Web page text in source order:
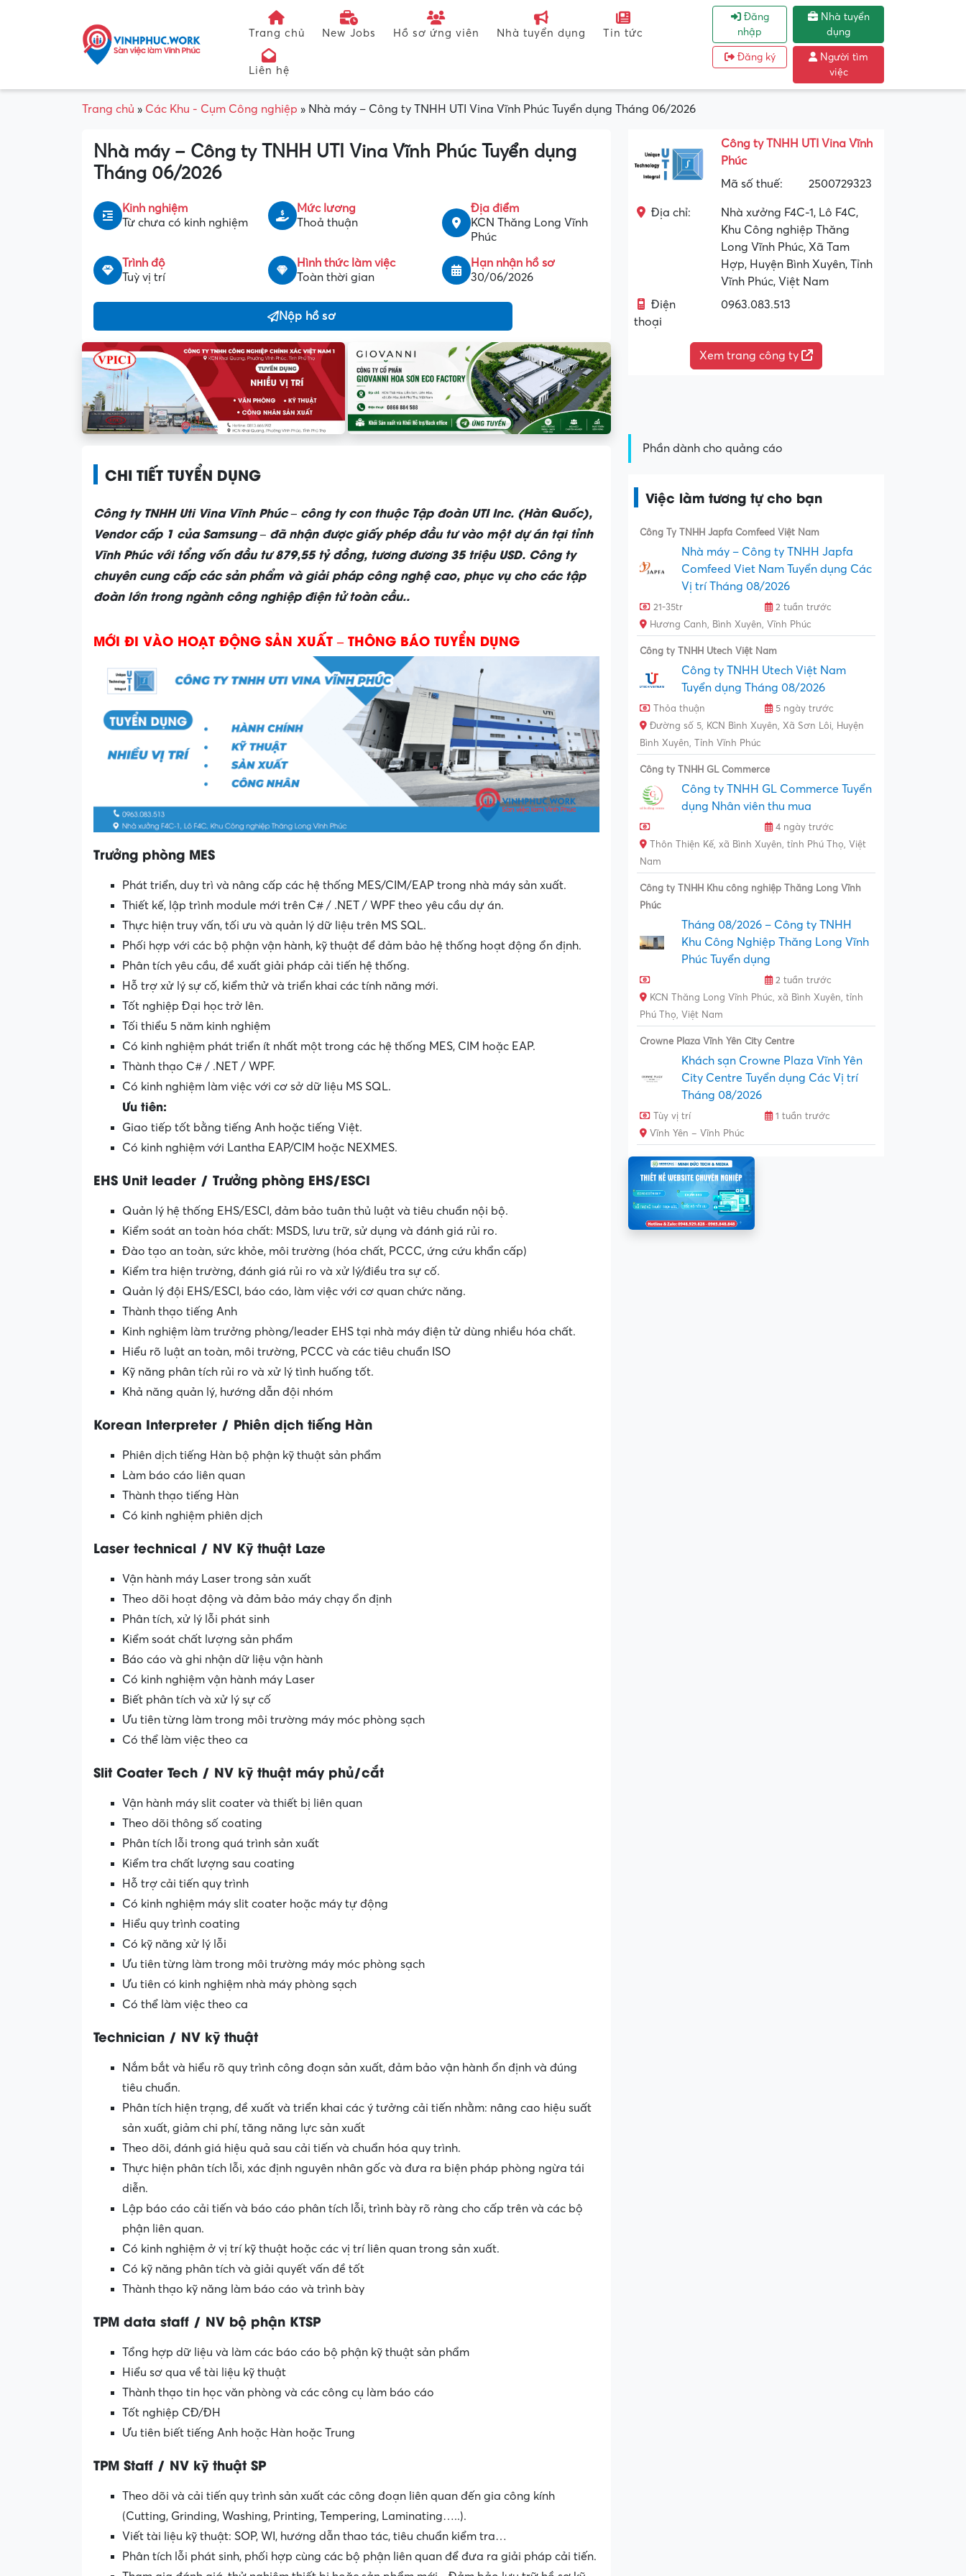
Trang chủ New Jobs Hồ sơ ứng viên Nhà tuyển dụng Tin tức
Liên hệ
Đăng
nhập
Đăng ký
Nhà tuyển
dụng
Người tìm
việc
Trang chủ » Các Khu - Cụm Công nghiệp » Nhà máy – Công ty TNHH UTI Vina Vĩnh Phúc Tuyển dụng Tháng 06/2026
Nhà máy – Công ty TNHH UTI Vina Vĩnh Phúc Tuyển dụng
Tháng 06/2026
Kinh nghiệm
Từ chưa có kinh nghiệm
Mức lương
Thoả thuận
Địa điểm
KCN Thăng Long Vĩnh
Phúc
Trình độ
Tuỳ vị trí
Hình thức làm việc
Toàn thời gian
Hạn nhận hồ sơ
30/06/2026
Nộp hồ sơ
Công ty TNHH UTI Vina Vĩnh
Phúc
Mã số thuế:
2500729323
Địa chỉ:
Nhà xưởng F4C-1, Lô F4C,
Khu Công nghiệp Thăng
Long Vĩnh Phúc, Xã Tam
Hợp, Huyện Bình Xuyên, Tỉnh
Vĩnh Phúc, Việt Nam
Điện
thoại
0963.083.513
Xem trang công ty
CHI TIẾT TUYỂN DỤNG
Công ty TNHH Uti Vina Vĩnh Phúc – công ty con thuộc Tập đoàn UTI Inc. (Hàn Quốc),
Vendor cấp 1 của Samsung – đã nhận được giấy phép đầu tư vào một dự án tại tỉnh
Vĩnh Phúc với tổng vốn đầu tư 879,55 tỷ đồng, tương đương 35 triệu USD. Công ty
chuyên cung cấp các sản phẩm và giải pháp công nghệ cao, phục vụ cho các tập
đoàn lớn trong ngành công nghiệp điện tử toàn cầu..
MỚI ĐI VÀO HOẠT ĐỘNG SẢN XUẤT – THÔNG BÁO TUYỂN DỤNG
Trưởng phòng MES
Phát triển, duy trì và nâng cấp các hệ thống MES/CIM/EAP trong nhà máy sản xuất.
Thiết kế, lập trình module mới trên C# / .NET / WPF theo yêu cầu dự án.
Thực hiện truy vấn, tối ưu và quản lý dữ liệu trên MS SQL.
Phối hợp với các bộ phận vận hành, kỹ thuật để đảm bảo hệ thống hoạt động ổn định.
Phân tích yêu cầu, đề xuất giải pháp cải tiến hệ thống.
Hỗ trợ xử lý sự cố, kiểm thử và triển khai các tính năng mới.
Tốt nghiệp Đại học trở lên.
Tối thiểu 5 năm kinh nghiệm
Có kinh nghiệm phát triển ít nhất một trong các hệ thống MES, CIM hoặc EAP.
Thành thạo C# / .NET / WPF.
Có kinh nghiệm làm việc với cơ sở dữ liệu MS SQL.
Ưu tiên:
Giao tiếp tốt bằng tiếng Anh hoặc tiếng Việt.
Có kinh nghiệm với Lantha EAP/CIM hoặc NEXMES.
EHS Unit leader / Trưởng phòng EHS/ESCI
Quản lý hệ thống EHS/ESCI, đảm bảo tuân thủ luật và tiêu chuẩn nội bộ.
Kiểm soát an toàn hóa chất: MSDS, lưu trữ, sử dụng và đánh giá rủi ro.
Đào tạo an toàn, sức khỏe, môi trường (hóa chất, PCCC, ứng cứu khẩn cấp)
Kiểm tra hiện trường, đánh giá rủi ro và xử lý/điều tra sự cố.
Quản lý đội EHS/ESCI, báo cáo, làm việc với cơ quan chức năng.
Thành thạo tiếng Anh
Kinh nghiệm làm trưởng phòng/leader EHS tại nhà máy điện tử dùng nhiều hóa chất.
Hiểu rõ luật an toàn, môi trường, PCCC và các tiêu chuẩn ISO
Kỹ năng phân tích rủi ro và xử lý tình huống tốt.
Khả năng quản lý, hướng dẫn đội nhóm
Korean Interpreter / Phiên dịch tiếng Hàn
Phiên dịch tiếng Hàn bộ phận kỹ thuật sản phẩm
Làm báo cáo liên quan
Thành thạo tiếng Hàn
Có kinh nghiệm phiên dịch
Laser technical / NV Kỹ thuật Laze
Vận hành máy Laser trong sản xuất
Theo dõi hoạt động và đảm bảo máy chạy ổn định
Phân tích, xử lý lỗi phát sinh
Kiểm soát chất lượng sản phẩm
Báo cáo và ghi nhận dữ liệu vận hành
Có kinh nghiệm vận hành máy Laser
Biết phân tích và xử lý sự cố
Ưu tiên từng làm trong môi trường máy móc phòng sạch
Có thể làm việc theo ca
Slit Coater Tech / NV kỹ thuật máy phủ/cắt
Vận hành máy slit coater và thiết bị liên quan
Theo dõi thông số coating
Phân tích lỗi trong quá trình sản xuất
Kiểm tra chất lượng sau coating
Hỗ trợ cải tiến quy trình
Có kinh nghiệm máy slit coater hoặc máy tự động
Hiểu quy trình coating
Có kỹ năng xử lý lỗi
Ưu tiên từng làm trong môi trường máy móc phòng sạch
Ưu tiên có kinh nghiệm nhà máy phòng sạch
Có thể làm việc theo ca
Technician / NV kỹ thuật
Nắm bắt và hiểu rõ quy trình công đoạn sản xuất, đảm bảo vận hành ổn định và đúng
tiêu chuẩn.
Phân tích hiện trạng, đề xuất và triển khai các ý tưởng cải tiến nhằm: nâng cao hiệu suất
sản xuất, giảm chi phí, tăng năng lực sản xuất
Theo dõi, đánh giá hiệu quả sau cải tiến và chuẩn hóa quy trình.
Thực hiện phân tích lỗi, xác định nguyên nhân gốc và đưa ra biện pháp phòng ngừa tái
diễn.
Lập báo cáo cải tiến và báo cáo phân tích lỗi, trình bày rõ ràng cho cấp trên và các bộ
phận liên quan.
Có kinh nghiệm ở vị trí kỹ thuật hoặc các vị trí liên quan trong sản xuất.
Có kỹ năng phân tích và giải quyết vấn đề tốt
Thành thạo kỹ năng làm báo cáo và trình bày
TPM data staff / NV bộ phận KTSP
Tổng hợp dữ liệu và làm các báo cáo bộ phận kỹ thuật sản phẩm
Hiểu sơ qua về tài liệu kỹ thuật
Thành thạo tin học văn phòng và các công cụ làm báo cáo
Tốt nghiệp CĐ/ĐH
Ưu tiên biết tiếng Anh hoặc Hàn hoặc Trung
TPM Staff / NV kỹ thuật SP
Theo dõi và cải tiến quy trình sản xuất các công đoạn liên quan đến gia công kính
(Cutting, Grinding, Washing, Printing, Tempering, Laminating…..).
Viết tài liệu kỹ thuật: SOP, WI, hướng dẫn thao tác, tiêu chuẩn kiểm tra…
Phân tích lỗi phát sinh, phối hợp cùng các bộ phận liên quan để đưa ra giải pháp cải tiến.
Phần dành cho quảng cáo
Việc làm tương tự cho bạn
Công Ty TNHH Japfa Comfeed Việt Nam
Nhà máy – Công ty TNHH Japfa
Comfeed Viet Nam Tuyển dụng Các
Vị trí Tháng 08/2026
21-35tr
2 tuần trước
Hương Canh, Bình Xuyên, Vĩnh Phúc
Công ty TNHH Utech Việt Nam
Công ty TNHH Utech Việt Nam
Tuyển dụng Tháng 08/2026
Thỏa thuận
5 ngày trước
Đường số 5, KCN Bình Xuyên, Xã Sơn Lôi, Huyện
Bình Xuyên, Tỉnh Vĩnh Phúc
Công ty TNHH GL Commerce
Công ty TNHH GL Commerce Tuyển
dụng Nhân viên thu mua
4 ngày trước
Thôn Thiện Kế, xã Bình Xuyên, tỉnh Phú Thọ, Việt
Nam
Công ty TNHH Khu công nghiệp Thăng Long Vĩnh
Phúc
Tháng 08/2026 – Công ty TNHH
Khu Công Nghiệp Thăng Long Vĩnh
Phúc Tuyển dụng
2 tuần trước
KCN Thăng Long Vĩnh Phúc, xã Bình Xuyên, tỉnh
Phú Thọ, Việt Nam
Crowne Plaza Vĩnh Yên City Centre
Khách sạn Crowne Plaza Vĩnh Yên
City Centre Tuyển dụng Các Vị trí
Tháng 08/2026
Tùy vị trí
1 tuần trước
Vĩnh Yên – Vĩnh Phúc